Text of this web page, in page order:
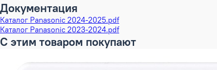
Документация
Каталог Panasonic 2024-2025.pdf
Каталог Panasonic 2023-2024.pdf
С этим товаром покупают